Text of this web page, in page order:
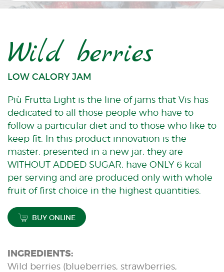
Wild berries
LOW CALORY JAM
Più Frutta Light is the line of jams that Vis has
dedicated to all those people who have to
follow a particular diet and to those who like to
keep fit. In this product innovation is the
master: presented in a new jar, they are
WITHOUT ADDED SUGAR, have ONLY 6 kcal
per serving and are produced only with whole
fruit of first choice in the highest quantities.
BUY ONLINE
INGREDIENTS:
Wild berries (blueberries, strawberries,